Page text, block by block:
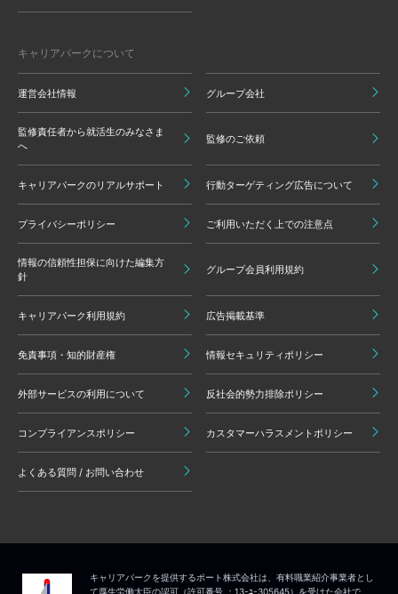
キャリアパークについて
運営会社情報 グループ会社
監修責任者から就活生のみなさま
へ
監修のご依頼
キャリアパークのリアルサポート 行動ターゲティング広告について
プライバシーポリシー ご利用いただく上での注意点
情報の信頼性担保に向けた編集方
針
グループ会員利用規約
キャリアパーク利用規約 広告掲載基準
免責事項・知的財産権 情報セキュリティポリシー
外部サービスの利用について 反社会的勢力排除ポリシー
コンプライアンスポリシー カスタマーハラスメントポリシー
よくある質問 / お問い合わせ